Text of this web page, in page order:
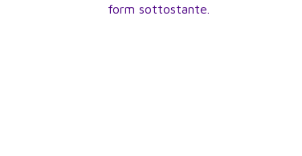
form sottostante.